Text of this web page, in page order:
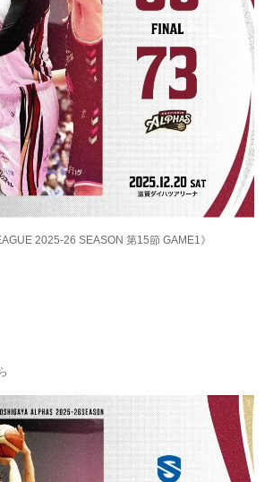
2025-26 SEASON 第15節 GAME1》